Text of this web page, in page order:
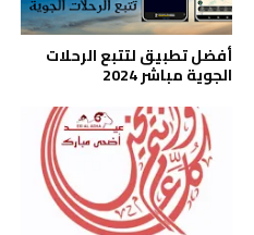
أفضل تطبيق لتتبع الرحلات
الجوية مباشر 2024